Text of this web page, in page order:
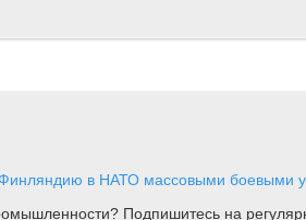
Финляндию в НАТО массовыми боевыми
Подпишитесь на